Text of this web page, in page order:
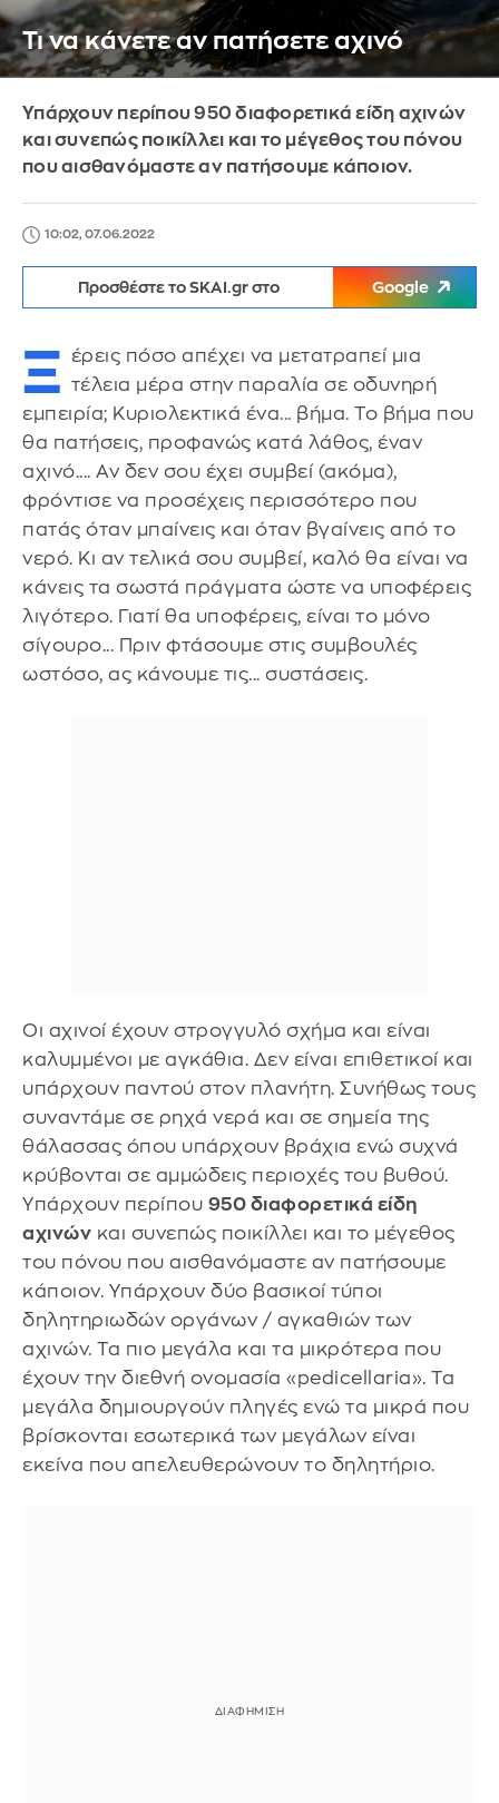
Τι να κάνετε αν πατήσετε αχινό
Υπάρχουν περίπου 950 διαφορετικά είδη αχινών
και συνεπώς ποικίλλει και το μέγεθος του πόνου
που αισθανόμαστε αν πατήσουμε κάποιον.
10:02, 07.06.2022
Προσθέστε το SKAI.gr στο Google
Ξ έρεις πόσο απέχει να μετατραπεί μια
τέλεια μέρα στην παραλία σε οδυνηρή
εμπειρία; Κυριολεκτικά ένα... βήμα. Το βήμα που
θα πατήσεις, προφανώς κατά λάθος, έναν
αχινό.... Αν δεν σου έχει συμβεί (ακόμα),
φρόντισε να προσέχεις περισσότερο που
πατάς όταν μπαίνεις και όταν βγαίνεις από το
νερό. Κι αν τελικά σου συμβεί, καλό θα είναι να
κάνεις τα σωστά πράγματα ώστε να υποφέρεις
λιγότερο. Γιατί θα υποφέρεις, είναι το μόνο
σίγουρο... Πριν φτάσουμε στις συμβουλές
ωστόσο, ας κάνουμε τις... συστάσεις.
Οι αχινοί έχουν στρογγυλό σχήμα και είναι
καλυμμένοι με αγκάθια. Δεν είναι επιθετικοί και
υπάρχουν παντού στον πλανήτη. Συνήθως τους
συναντάμε σε ρηχά νερά και σε σημεία της
θάλασσας όπου υπάρχουν βράχια ενώ συχνά
κρύβονται σε αμμώδεις περιοχές του βυθού.
Υπάρχουν περίπου 950 διαφορετικά είδη
αχινών και συνεπώς ποικίλλει και το μέγεθος
του πόνου που αισθανόμαστε αν πατήσουμε
κάποιον. Υπάρχουν δύο βασικοί τύποι
δηλητηριωδών οργάνων / αγκαθιών των
αχινών. Τα πιο μεγάλα και τα μικρότερα που
έχουν την διεθνή ονομασία «pedicellaria». Τα
μεγάλα δημιουργούν πληγές ενώ τα μικρά που
βρίσκονται εσωτερικά των μεγάλων είναι
εκείνα που απελευθερώνουν το δηλητήριο.